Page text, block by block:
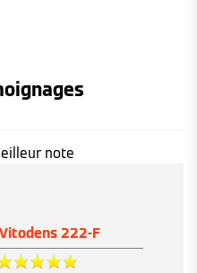
note
Vitodens 222-F